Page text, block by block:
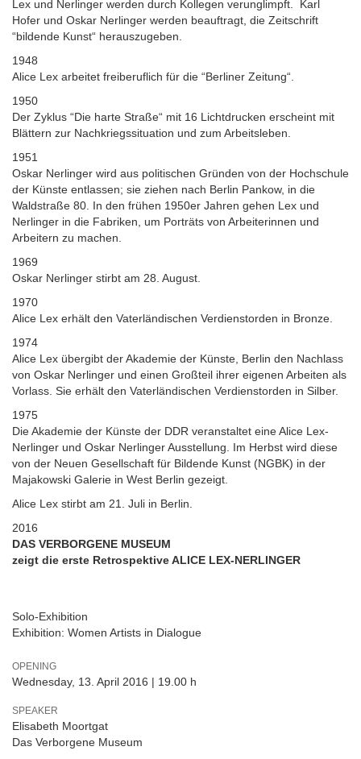
Lex und Nerlinger werden durch Kollegen verunglimpft. Karl
Hofer und Oskar Nerlinger werden beauftragt, die Zeitschrift
“bildende Kunst“ herauszugeben.
1948
Alice Lex arbeitet freiberuflich für die “Berliner Zeitung“.
1950
Der Zyklus “Die harte Straße“ mit 16 Lichtdrucken erscheint mit
Blättern zur Nachkriegssituation und zum Arbeitsleben.
1951
Oskar Nerlinger wird aus politischen Gründen von der Hochschule
der Künste entlassen; sie ziehen nach Berlin Pankow, in die
Waldstraße 80. In den frühen 1950er Jahren gehen Lex und
Nerlinger in die Fabriken, um Porträts von Arbeiterinnen und
Arbeitern zu machen.
1969
Oskar Nerlinger stirbt am 28. August.
1970
Alice Lex erhält den Vaterländischen Verdienstorden in Bronze.
1974
Alice Lex übergibt der Akademie der Künste, Berlin den Nachlass
von Oskar Nerlinger und einen Großteil ihrer eigenen Arbeiten als
Vorlass. Sie erhält den Vaterländischen Verdienstorden in Silber.
1975
Die Akademie der Künste der DDR veranstaltet eine Alice Lex-
Nerlinger und Oskar Nerlinger Ausstellung. Im Herbst wird diese
von der Neuen Gesellschaft für Bildende Kunst (NGBK) in der
Majakowski Galerie in West Berlin gezeigt.
Alice Lex stirbt am 21. Juli in Berlin.
2016
DAS VERBORGENE MUSEUM
zeigt die erste Retrospektive ALICE LEX-NERLINGER
Solo-Exhibition
Exhibition: Women Artists in Dialogue
OPENING
Wednesday, 13. April 2016 | 19.00 h
SPEAKER
Elisabeth Moortgat
Das Verborgene Museum